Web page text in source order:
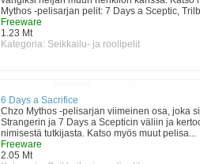
Mythos -pelisarjan pelit: 7 Days a Sceptic,
Freeware
1.23 Mt
Kategoria: Seikkailu- ja roolipelit
6 Days a Sacrifice
Chzo Mythos -pelisarjan viimeinen osa, joka
Strangerin ja 7 Days a Scepticin väliin ja
nimisestä tutkijasta. Katso myös muut pelisa...
Freeware
2.05 Mt